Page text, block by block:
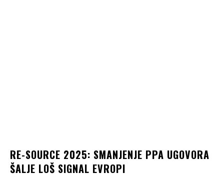
RE-SOURCE 2025: SMANJENJE PPA UGOVORA
ŠALJE LOŠ SIGNAL EVROPI